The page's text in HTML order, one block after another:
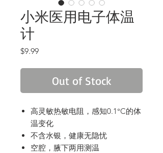
小米医用电子体温
计
$9.99Price
Out of Stock
高灵敏热敏电阻，感知0.1°C的体
温变化
不含水银，健康无隐忧
空腔，腋下两用测温